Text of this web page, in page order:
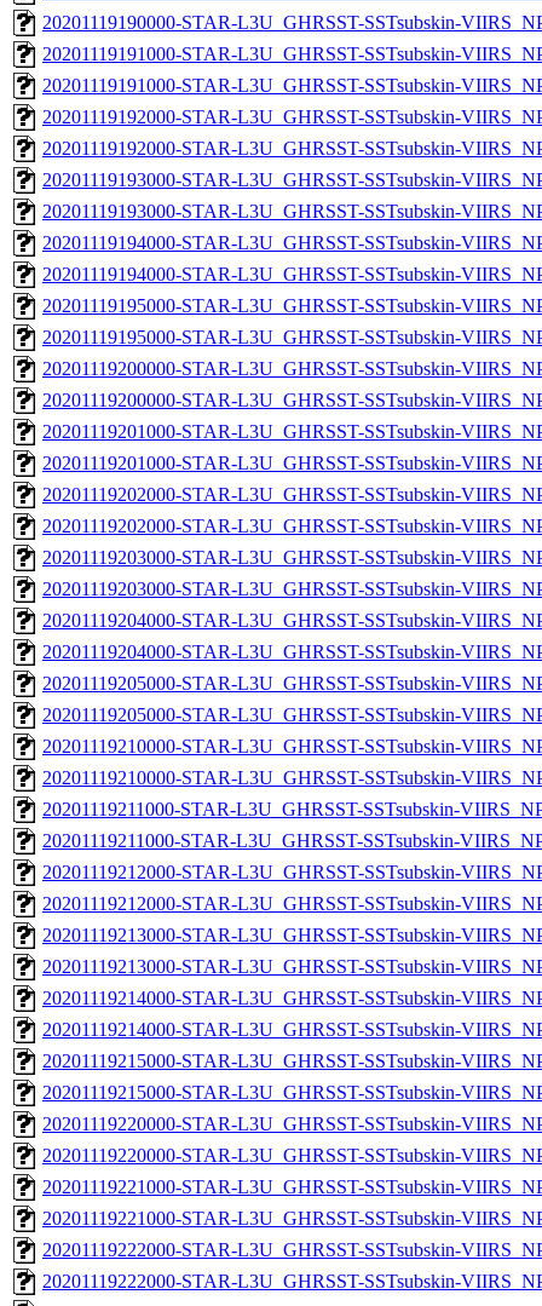
20201119190000-STAR-L3U_GHRSST-SSTsubskin-
20201119191000-STAR-L3U_GHRSST-SSTsubskin-
20201119191000-STAR-L3U_GHRSST-SSTsubskin-
20201119192000-STAR-L3U_GHRSST-SSTsubskin-
20201119192000-STAR-L3U_GHRSST-SSTsubskin-
20201119193000-STAR-L3U_GHRSST-SSTsubskin-
20201119193000-STAR-L3U_GHRSST-SSTsubskin-
20201119194000-STAR-L3U_GHRSST-SSTsubskin-
20201119194000-STAR-L3U_GHRSST-SSTsubskin-
20201119195000-STAR-L3U_GHRSST-SSTsubskin-
20201119195000-STAR-L3U_GHRSST-SSTsubskin-
20201119200000-STAR-L3U_GHRSST-SSTsubskin-
20201119200000-STAR-L3U_GHRSST-SSTsubskin-
20201119201000-STAR-L3U_GHRSST-SSTsubskin-
20201119201000-STAR-L3U_GHRSST-SSTsubskin-
20201119202000-STAR-L3U_GHRSST-SSTsubskin-
20201119202000-STAR-L3U_GHRSST-SSTsubskin-
20201119203000-STAR-L3U_GHRSST-SSTsubskin-
20201119203000-STAR-L3U_GHRSST-SSTsubskin-
20201119204000-STAR-L3U_GHRSST-SSTsubskin-
20201119204000-STAR-L3U_GHRSST-SSTsubskin-
20201119205000-STAR-L3U_GHRSST-SSTsubskin-
20201119205000-STAR-L3U_GHRSST-SSTsubskin-
20201119210000-STAR-L3U_GHRSST-SSTsubskin-
20201119210000-STAR-L3U_GHRSST-SSTsubskin-
20201119211000-STAR-L3U_GHRSST-SSTsubskin-
20201119211000-STAR-L3U_GHRSST-SSTsubskin-
20201119212000-STAR-L3U_GHRSST-SSTsubskin-
20201119212000-STAR-L3U_GHRSST-SSTsubskin-
20201119213000-STAR-L3U_GHRSST-SSTsubskin-
20201119213000-STAR-L3U_GHRSST-SSTsubskin-
20201119214000-STAR-L3U_GHRSST-SSTsubskin-
20201119214000-STAR-L3U_GHRSST-SSTsubskin-
20201119215000-STAR-L3U_GHRSST-SSTsubskin-
20201119215000-STAR-L3U_GHRSST-SSTsubskin-
20201119220000-STAR-L3U_GHRSST-SSTsubskin-
20201119220000-STAR-L3U_GHRSST-SSTsubskin-
20201119221000-STAR-L3U_GHRSST-SSTsubskin-
20201119221000-STAR-L3U_GHRSST-SSTsubskin-
20201119222000-STAR-L3U_GHRSST-SSTsubskin-
20201119222000-STAR-L3U_GHRSST-SSTsubskin-